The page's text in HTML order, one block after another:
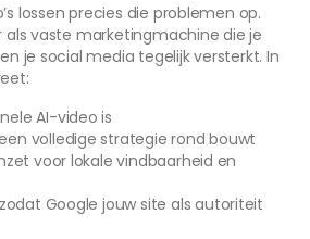
lossen precies die problemen op.
als vaste marketingmachine die je
je social media tegelijk versterkt. In
AI-video is
volledige strategie rond bouwt
voor lokale vindbaarheid en
Google jouw site als autoriteit